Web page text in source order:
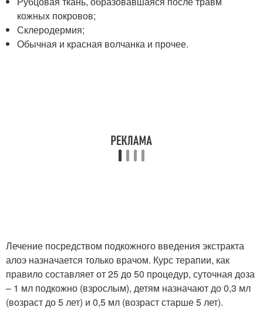
кожных покровов;
Склеродермия;
Обычная и красная волчанка и прочее.
Лечение посредством подкожного введения экстракта
алоэ назначается только врачом. Курс терапии, как
правило составляет от 25 до 50 процедур, суточная доза
– 1 мл подкожно (взрослым), детям назначают до 0,3 мл
(возраст до 5 лет) и 0,5 мл (возраст старше 5 лет).